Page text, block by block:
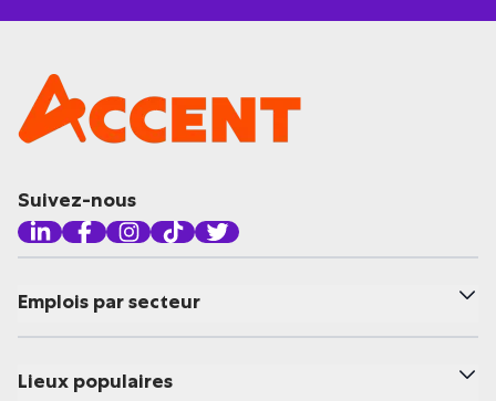
Suivez-nous
Emplois par secteur
Lieux populaires